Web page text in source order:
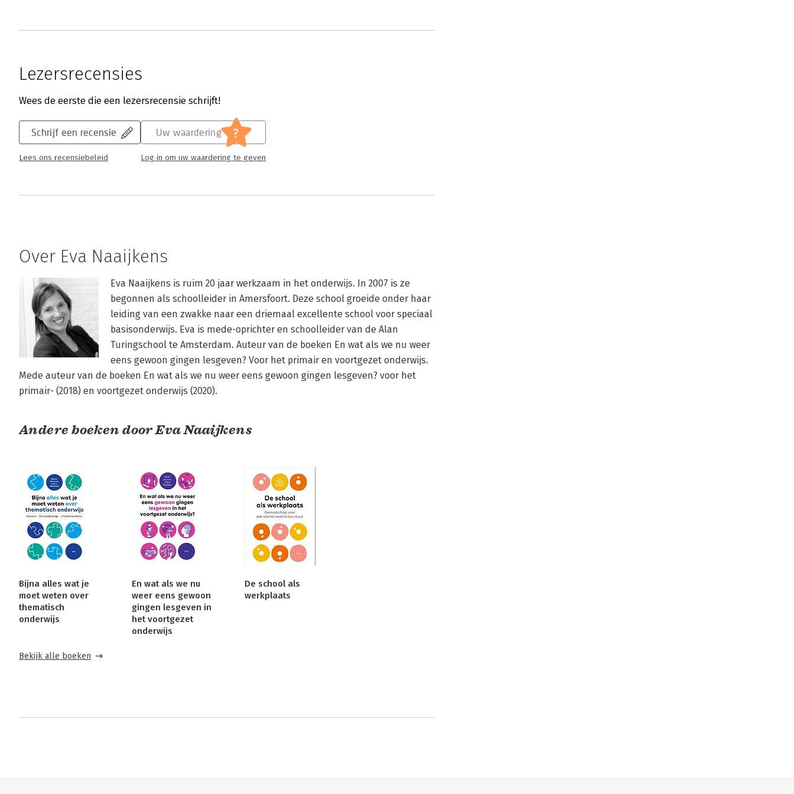
Lezersrecensies
Wees de eerste die een lezersrecensie schrijft!
Schrijf een recensie
Lees ons recensiebeleid
Uw waardering ?
Log in om uw waardering te geven
Over Eva Naaijkens
Eva Naaijkens is ruim 20 jaar werkzaam in het onderwijs. In 2007 is ze
begonnen als schoolleider in Amersfoort. Deze school groeide onder haar
leiding van een zwakke naar een driemaal excellente school voor speciaal
basisonderwijs. Eva is mede-oprichter en schoolleider van de Alan
Turingschool te Amsterdam. Auteur van de boeken En wat als we nu weer
eens gewoon gingen lesgeven? Voor het primair en voortgezet onderwijs.
Mede auteur van de boeken En wat als we nu weer eens gewoon gingen lesgeven? voor het
primair- (2018) en voortgezet onderwijs (2020).
Andere boeken door Eva Naaijkens
Bijna alles wat je
moet weten over
thematisch
onderwijs
En wat als we nu
weer eens gewoon
gingen lesgeven in
het voortgezet
onderwijs
De school als
werkplaats
Bekijk alle boeken